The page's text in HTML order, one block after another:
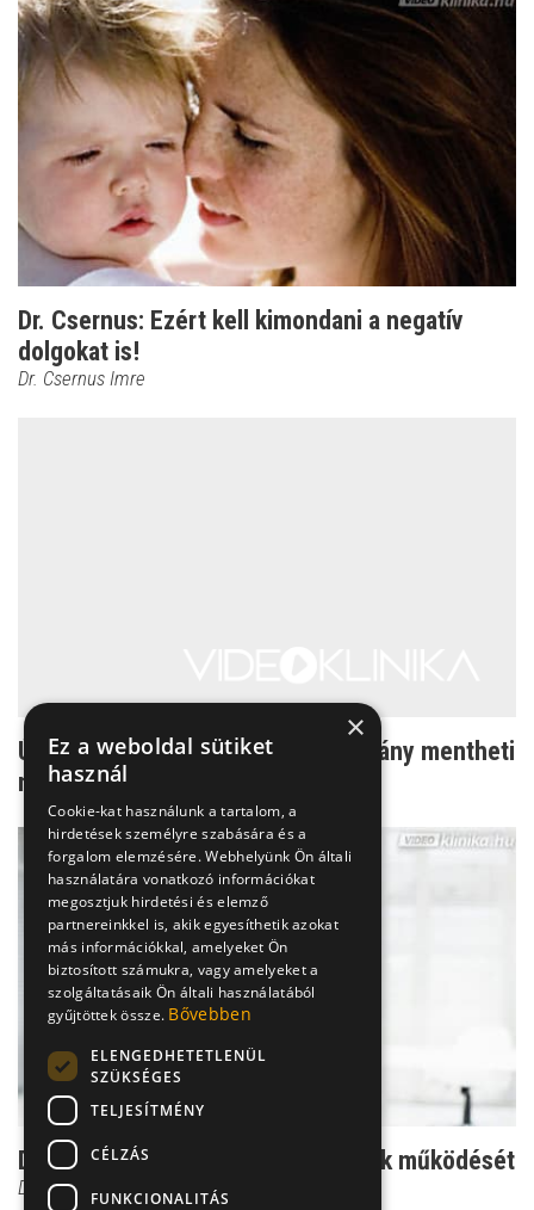
Dr. Csernus: Ezért kell kimondani a negatív
dolgokat is!
Dr. Csernus Imre
Újabb reménysugár: Magyar találmány mentheti
meg a magzatok ...
Dr. Czeizel: Így figyeld a petefészek működését
Dr. Czeizel Endre
×
Ez a weboldal sütiket
használ
Cookie-kat használunk a tartalom, a
hirdetések személyre szabására és a
forgalom elemzésére. Webhelyünk Ön általi
használatára vonatkozó információkat
megosztjuk hirdetési és elemző
partnereinkkel is, akik egyesíthetik azokat
más információkkal, amelyeket Ön
biztosított számukra, vagy amelyeket a
szolgáltatásaik Ön általi használatából
gyűjtöttek össze. Bővebben
ELENGEDHETETLENÜL
SZÜKSÉGES
TELJESÍTMÉNY
CÉLZÁS
FUNKCIONALITÁS